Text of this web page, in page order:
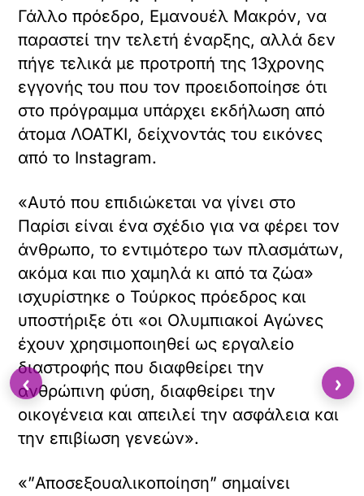
Γάλλο πρόεδρο, Εμανουέλ Μακρόν, να
παραστεί την τελετή έναρξης, αλλά δεν
πήγε τελικά με προτροπή της 13χρονης
εγγονής του που τον προειδοποίησε ότι
στο πρόγραμμα υπάρχει εκδήλωση από
άτομα ΛΟΑΤΚΙ, δείχνοντάς του εικόνες
από το Instagram.
«Αυτό που επιδιώκεται να γίνει στο
Παρίσι είναι ένα σχέδιο για να φέρει τον
άνθρωπο, το εντιμότερο των πλασμάτων,
ακόμα και πιο χαμηλά κι από τα ζώα»
ισχυρίστηκε ο Τούρκος πρόεδρος και
υποστήριξε ότι «οι Ολυμπιακοί Αγώνες
έχουν χρησιμοποιηθεί ως εργαλείο
διαστροφής που διαφθείρει την
ανθρώπινη φύση, διαφθείρει την
οικογένεια και απειλεί την ασφάλεια και
την επιβίωση γενεών».
«”Αποσεξουαλικοποίηση” σημαίνει
‹ ›